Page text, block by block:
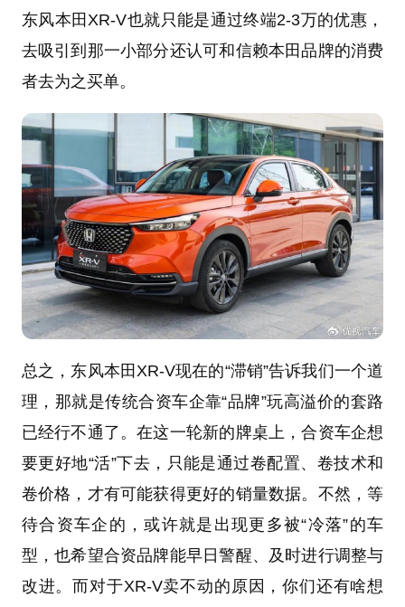
东风本田XR-V也就只能是通过终端2-3万的优惠，
去吸引到那一小部分还认可和信赖本田品牌的消费
者去为之买单。
总之，东风本田XR-V现在的“滞销”告诉我们一个道
理，那就是传统合资车企靠“品牌”玩高溢价的套路
已经行不通了。在这一轮新的牌桌上，合资车企想
要更好地“活”下去，只能是通过卷配置、卷技术和
卷价格，才有可能获得更好的销量数据。不然，等
待合资车企的，或许就是出现更多被“冷落”的车
型，也希望合资品牌能早日警醒、及时进行调整与
改进。而对于XR-V卖不动的原因，你们还有啥想